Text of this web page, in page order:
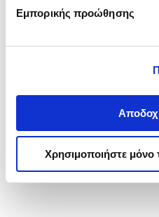
Εμπορικής προώθησης
Χρησιμοποιήστε μόνο